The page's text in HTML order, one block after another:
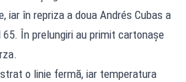
iar în repriza a doua Andrés Cubas a
În prelungiri au primit cartonașe
o linie fermă, iar temperatura